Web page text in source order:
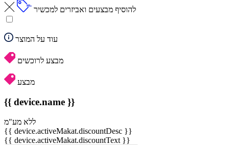
להוסיף מבצעים ואביזרים למכשיר
עוד על המוצר
מבצע לרוכשים
מבצע
{{ device.name }}
ללא מע"מ
{{ device.activeMakat.discountDesc }}
{{ device.activeMakat.discountText }}